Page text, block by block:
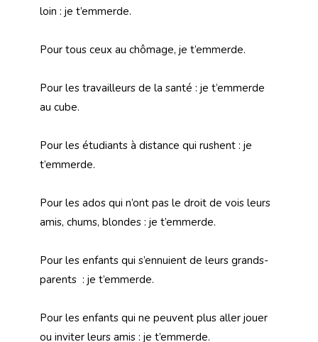
loin : je t’emmerde.
Pour tous ceux au chômage, je t’emmerde.
Pour les travailleurs de la santé : je t’emmerde
au cube.
Pour les étudiants à distance qui rushent : je
t’emmerde.
Pour les ados qui n’ont pas le droit de vois leurs
amis, chums, blondes : je t’emmerde.
Pour les enfants qui s’ennuient de leurs grands-
parents : je t’emmerde.
Pour les enfants qui ne peuvent plus aller jouer
ou inviter leurs amis : je t’emmerde.